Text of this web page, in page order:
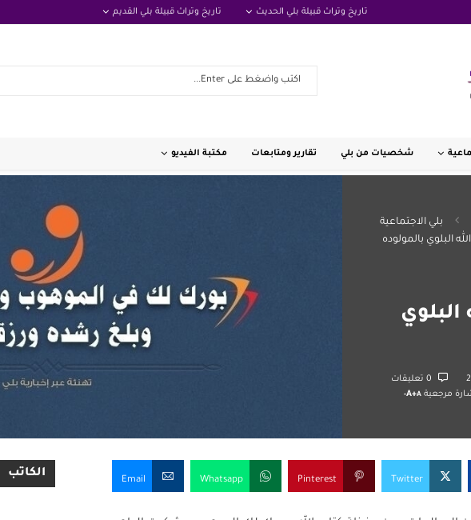
تاريخ وتراث قبيلة بلي الحديث تاريخ وتراث قبيلة بلي القديم
شخصيات من بلي تقارير ومتابعات مكتبة الفيديو
بلي الاجتماعية
البلوي بالمولوده
البلوي
مرجعية A+A-
Twitter
Pinterest
Whatsapp
Email
الكاتب